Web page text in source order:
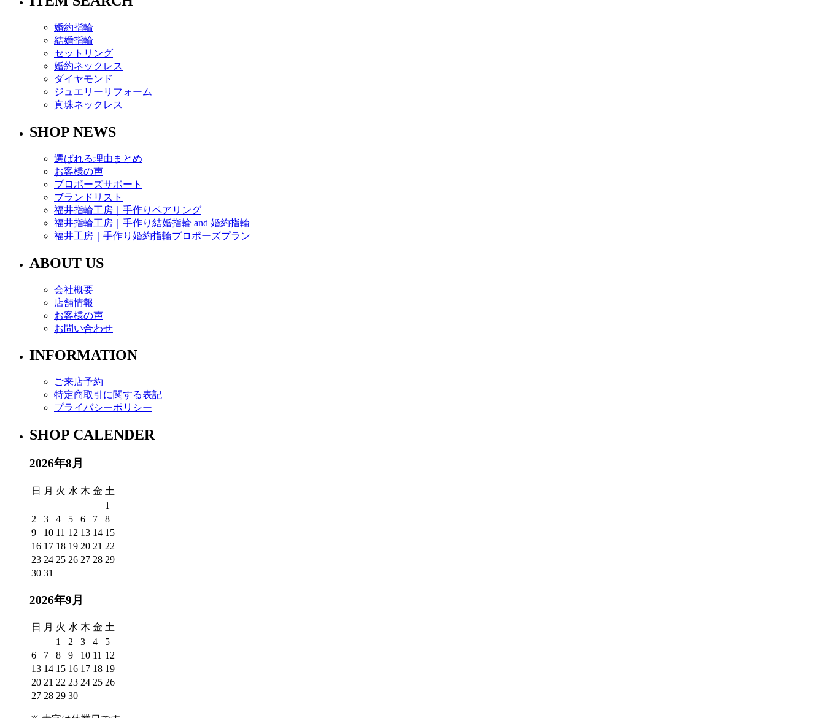
婚約指輪
結婚指輪
セットリング
婚約ネックレス
ダイヤモンド
ジュエリーリフォーム
真珠ネックレス
SHOP NEWS
選ばれる理由まとめ
お客様の声
プロポーズサポート
ブランドリスト
福井指輪工房｜手作りペアリング
福井指輪工房｜手作り結婚指輪 and 婚約指輪
福井工房｜手作り婚約指輪プロポーズプラン
ABOUT US
会社概要
店舗情報
お客様の声
お問い合わせ
INFORMATION
ご来店予約
特定商取引に関する表記
プライバシーポリシー
SHOP CALENDER
2026年8月
日 月 火 水 木 金 土
1
2
3 4 5 6 7
8
9
10 11 12 13 14 15
16 17 18 19 20 21 22
23 24 25 26 27 28 29
30 31
2026年9月
日 月 火 水 木 金 土
1
2 3 4
5
6
7 8 9 10 11 12
13 14 15 16 17 18 19
20 21 22 23 24 25 26
27 28 29 30